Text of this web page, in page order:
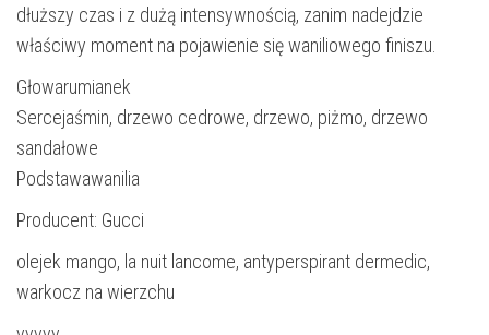
dłuższy czas i z dużą intensywnością, zanim nadejdzie
właściwy moment na pojawienie się waniliowego finiszu.
Głowarumianek
Sercejaśmin, drzewo cedrowe, drzewo, piżmo, drzewo
sandałowe
Podstawawanilia
Producent: Gucci
olejek mango, la nuit lancome, antyperspirant dermedic,
warkocz na wierzchu